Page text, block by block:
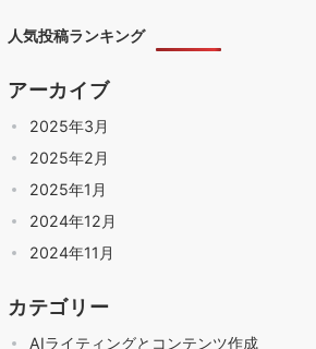
人気投稿ランキング
アーカイブ
2025年3月
2025年2月
2025年1月
2024年12月
2024年11月
カテゴリー
AIライティングとコンテンツ作成